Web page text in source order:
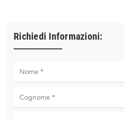
Richiedi Informazioni: